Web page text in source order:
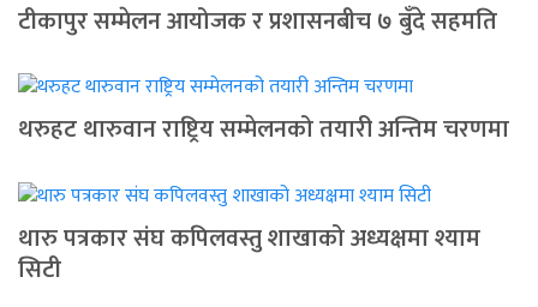
टीकापुर सम्मेलन आयोजक र प्रशासनबीच ७ बुँदे सहमति
थरुहट थारुवान राष्ट्रिय सम्मेलनको तयारी अन्तिम चरणमा
थारु पत्रकार संघ कपिलवस्तु शाखाको अध्यक्षमा श्याम
सिटी